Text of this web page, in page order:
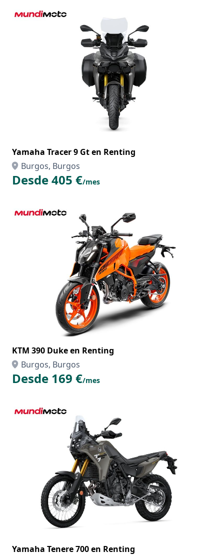
Yamaha Tracer 9 Gt en Renting
Burgos, Burgos
Desde 405 €/mes
KTM 390 Duke en Renting
Burgos, Burgos
Desde 169 €/mes
Yamaha Tenere 700 en Renting